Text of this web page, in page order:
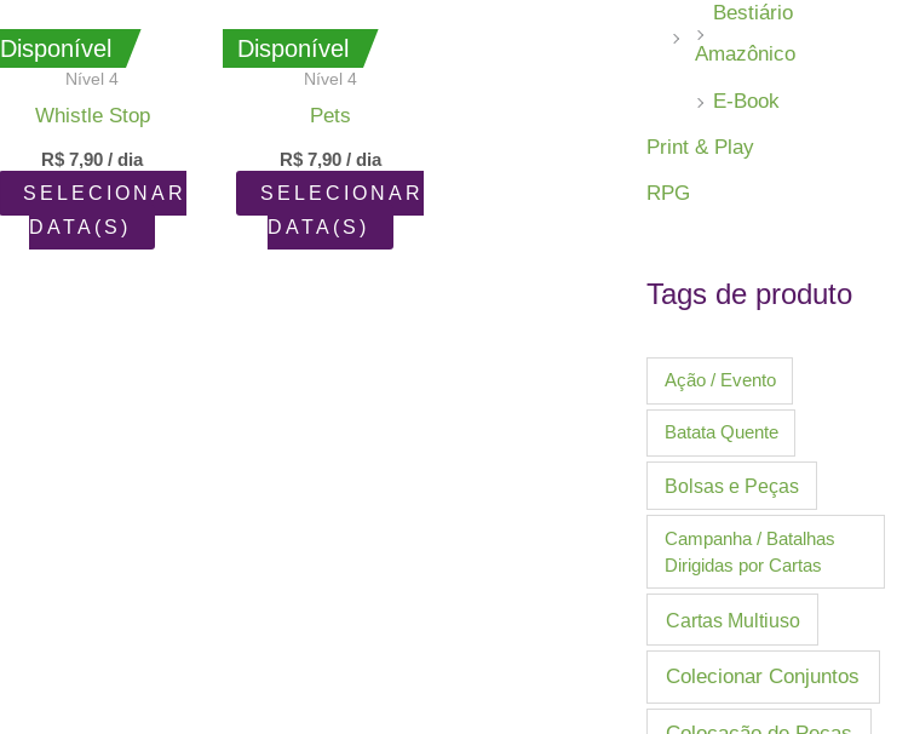
Disponível
Nível 4
Whistle Stop
R$ 7,90 / dia
SELECIONAR
DATA(S)
Disponível
Nível 4
Pets
R$7,90/ dia
SELECIONAR
DATA(S)
Bestiário
Amazônico
E-Book
Print & Play
RPG
Tags de produto
Ação / Evento
Batata Quente
Bolsas e Peças
Campanha / Batalhas
Dirigidas por Cartas
Cartas Multiuso
Colecionar Conjuntos